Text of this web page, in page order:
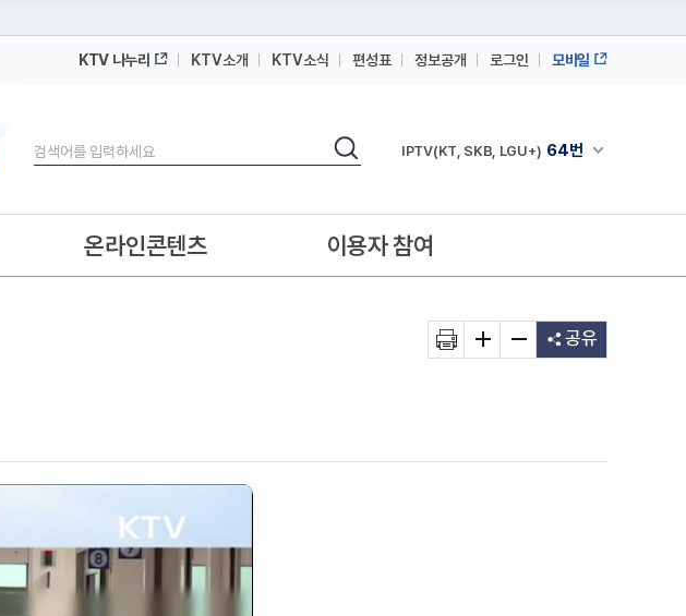
KTV 나누리 KTV소개 KTV소식 편성표 정보공개 로그인 모바일
검색
검색 채널안내 펼쳐
IPTV(KT, SKB, LGU+) 64번
IPTV(KT, SKB, LGU+)
온라인콘텐츠 이용자 참여
공유